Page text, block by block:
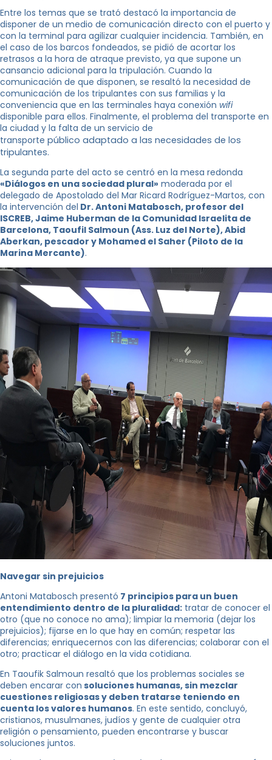
Entre los temas que se trató destacó la importancia de
disponer de un medio de comunicación directo con el puerto y
con la terminal para agilizar cualquier incidencia. También, en
el caso de los barcos fondeados, se pidió de acortar los
retrasos a la hora de atraque previsto, ya que supone un
cansancio adicional para la tripulación. Cuando la
comunicación de que disponen, se resaltó la necesidad de
comunicación de los tripulantes con sus familias y la
conveniencia que en las terminales haya conexión wifi
disponible para ellos. Finalmente, el problema del transporte en
la ciudad y la falta de un servicio de
transporte público adaptado a las necesidades de los
tripulantes.
La segunda parte del acto se centró en la mesa redonda
«Diálogos en una sociedad plural» moderada por el
delegado de Apostolado del Mar Ricard Rodríguez-Martos, con
la intervención del Dr. Antoni Matabosch, profesor del
ISCREB, Jaime Huberman de la Comunidad Israelita de
Barcelona, ​​Taoufil Salmoun (Ass. Luz del Norte), Abid
Aberkan, pescador y Mohamed el Saher (Piloto de la
Marina Mercante).
Navegar sin prejuicios
Antoni Matabosch presentó 7 principios para un buen
entendimiento dentro de la pluralidad: tratar de conocer el
otro (que no conoce no ama); limpiar la memoria (dejar los
prejuicios); fijarse en lo que hay en común; respetar las
diferencias; enriquecernos con las diferencias; colaborar con el
otro; practicar el diálogo en la vida cotidiana.
En Taoufik Salmoun resaltó que los problemas sociales se
deben encarar con soluciones humanas, sin mezclar
cuestiones religiosas y deben tratarse teniendo en
cuenta los valores humanos. En este sentido, concluyó,
cristianos, musulmanes, judíos y gente de cualquier otra
religión o pensamiento, pueden encontrarse y buscar
soluciones juntos.